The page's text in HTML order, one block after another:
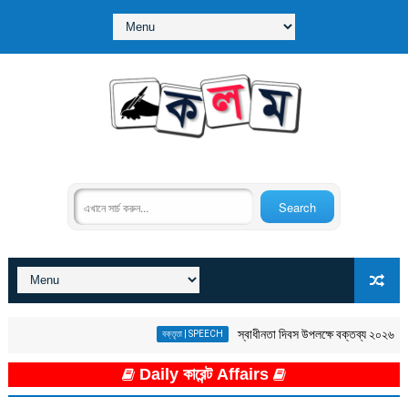
বক্তৃতা | SPEECH স্বাধীনতা দিবস উপলক্ষে বক্তব্য ২০২৬ |
Daily কারেন্ট Affairs